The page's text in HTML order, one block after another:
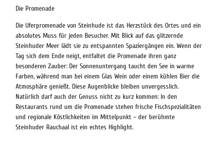
Die Promenade
Die Uferpromenade von Steinhude ist das Herzstück des Ortes und ein
absolutes Muss für jeden Besucher. Mit Blick auf das glitzernde
Steinhuder Meer lädt sie zu entspannten Spaziergängen ein. Wenn der
Tag sich dem Ende neigt, entfaltet die Promenade ihren ganz
besonderen Zauber: Der Sonnenuntergang taucht den See in warme
Farben, während man bei einem Glas Wein oder einem kühlen Bier die
Atmosphäre genießt. Diese Augenblicke bleiben unvergesslich.
Natürlich darf auch der Genuss nicht zu kurz kommen: In den
Restaurants rund um die Promenade stehen frische Fischspezialitäten
und regionale Köstlichkeiten im Mittelpunkt – der berühmte
Steinhuder Rauchaal ist ein echtes Highlight.